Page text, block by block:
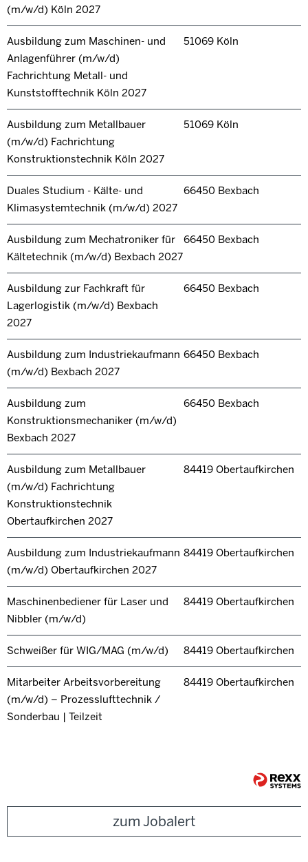
(m/w/d) Köln 2027
Ausbildung zum Maschinen- und
Anlagenführer (m/w/d)
Fachrichtung Metall- und
Kunststofftechnik Köln 2027
51069 Köln
Ausbildung zum Metallbauer
(m/w/d) Fachrichtung
Konstruktionstechnik Köln 2027
51069 Köln
Duales Studium - Kälte- und
Klimasystemtechnik (m/w/d) 2027
66450 Bexbach
Ausbildung zum Mechatroniker für
Kältetechnik (m/w/d) Bexbach 2027
66450 Bexbach
Ausbildung zur Fachkraft für
Lagerlogistik (m/w/d) Bexbach
2027
66450 Bexbach
Ausbildung zum Industriekaufmann
(m/w/d) Bexbach 2027
66450 Bexbach
Ausbildung zum
Konstruktionsmechaniker (m/w/d)
Bexbach 2027
66450 Bexbach
Ausbildung zum Metallbauer
(m/w/d) Fachrichtung
Konstruktionstechnik
Obertaufkirchen 2027
84419 Obertaufkirchen
Ausbildung zum Industriekaufmann
(m/w/d) Obertaufkirchen 2027
84419 Obertaufkirchen
Maschinenbediener für Laser und
Nibbler (m/w/d)
84419 Obertaufkirchen
Schweißer für WIG/MAG (m/w/d) 84419 Obertaufkirchen
Mitarbeiter Arbeitsvorbereitung
(m/w/d) – Prozesslufttechnik /
Sonderbau | Teilzeit
84419 Obertaufkirchen
zum Jobalert